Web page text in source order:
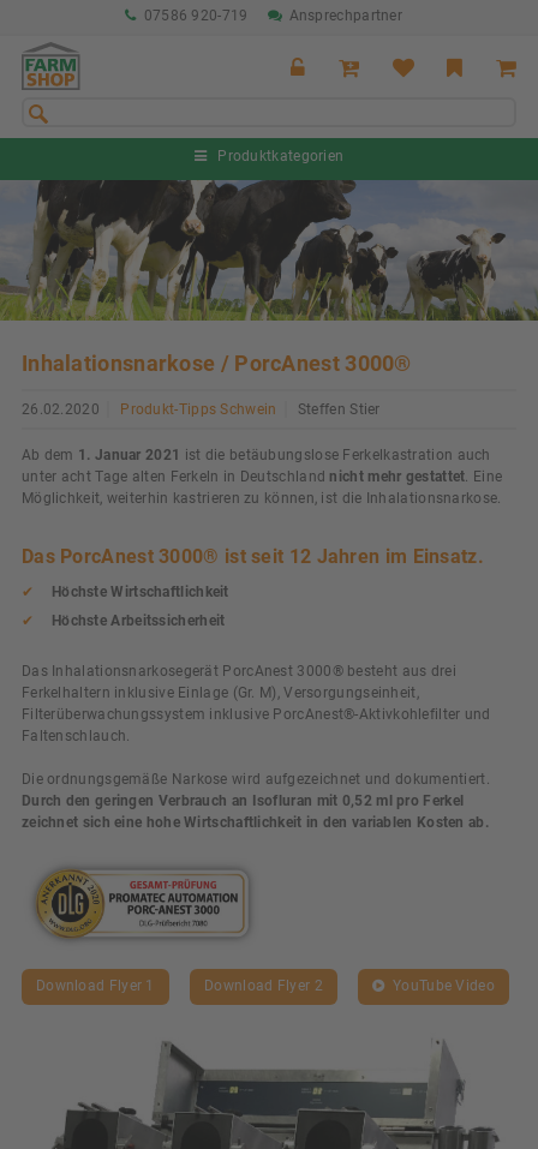
Direkt zum Inhalt
07586 920-719 Ansprechpartner
Produktkategorien
Inhalationsnarkose / PorcAnest 3000®
26.02.2020 Produkt-Tipps Schwein Steffen Stier
Ab dem 1. Januar 2021
ist die betäubungslose Ferkelkastration auch
unter acht Tage alten Ferkeln in Deutschland nicht mehr gestattet. Eine
Möglichkeit, weiterhin kastrieren zu können, ist die Inhalationsnarkose.
Das PorcAnest 3000® ist seit 12 Jahren im Einsatz.
Höchste Wirtschaftlichkeit
Höchste Arbeitssicherheit
Das Inhalationsnarkosegerät PorcAnest 3000® besteht aus drei
Ferkelhaltern inklusive Einlage (Gr. M), Versorgungseinheit,
Filterüberwachungssystem inklusive PorcAnest®-Aktivkohlefilter und
Faltenschlauch.
Die ordnungsgemäße Narkose wird aufgezeichnet und dokumentiert.
Durch den geringen Verbrauch an Isofluran mit 0,52 ml pro Ferkel
zeichnet sich eine hohe Wirtschaftlichkeit in den variablen Kosten ab.
Download Flyer 1 Download Flyer 2 YouTube Video